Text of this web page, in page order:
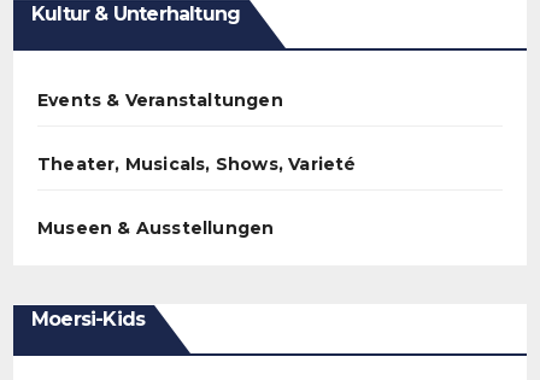
Kultur & Unterhaltung
Events & Veranstaltungen
Theater, Musicals, Shows, Varieté
Museen & Ausstellungen
Moersi-Kids